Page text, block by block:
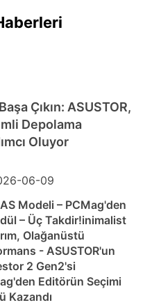
Çıkın: ASUSTOR,
Depolama
Oluyor
06-09
Modeli – PCMag'den
– Üç Takdir!inimalist
Olağanüstü
- ASUSTOR'un
2 Gen2'si
Editörün Seçimi
Kazandı